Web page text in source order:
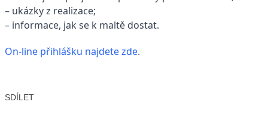
– ukázky z realizace;
– informace, jak se k maltě dostat.
On-line přihlášku najdete zde.
SDÍLET